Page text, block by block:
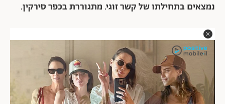
נמצאים בתחילתו של קשר זוגי. מתגוררת בכפר סירקין.